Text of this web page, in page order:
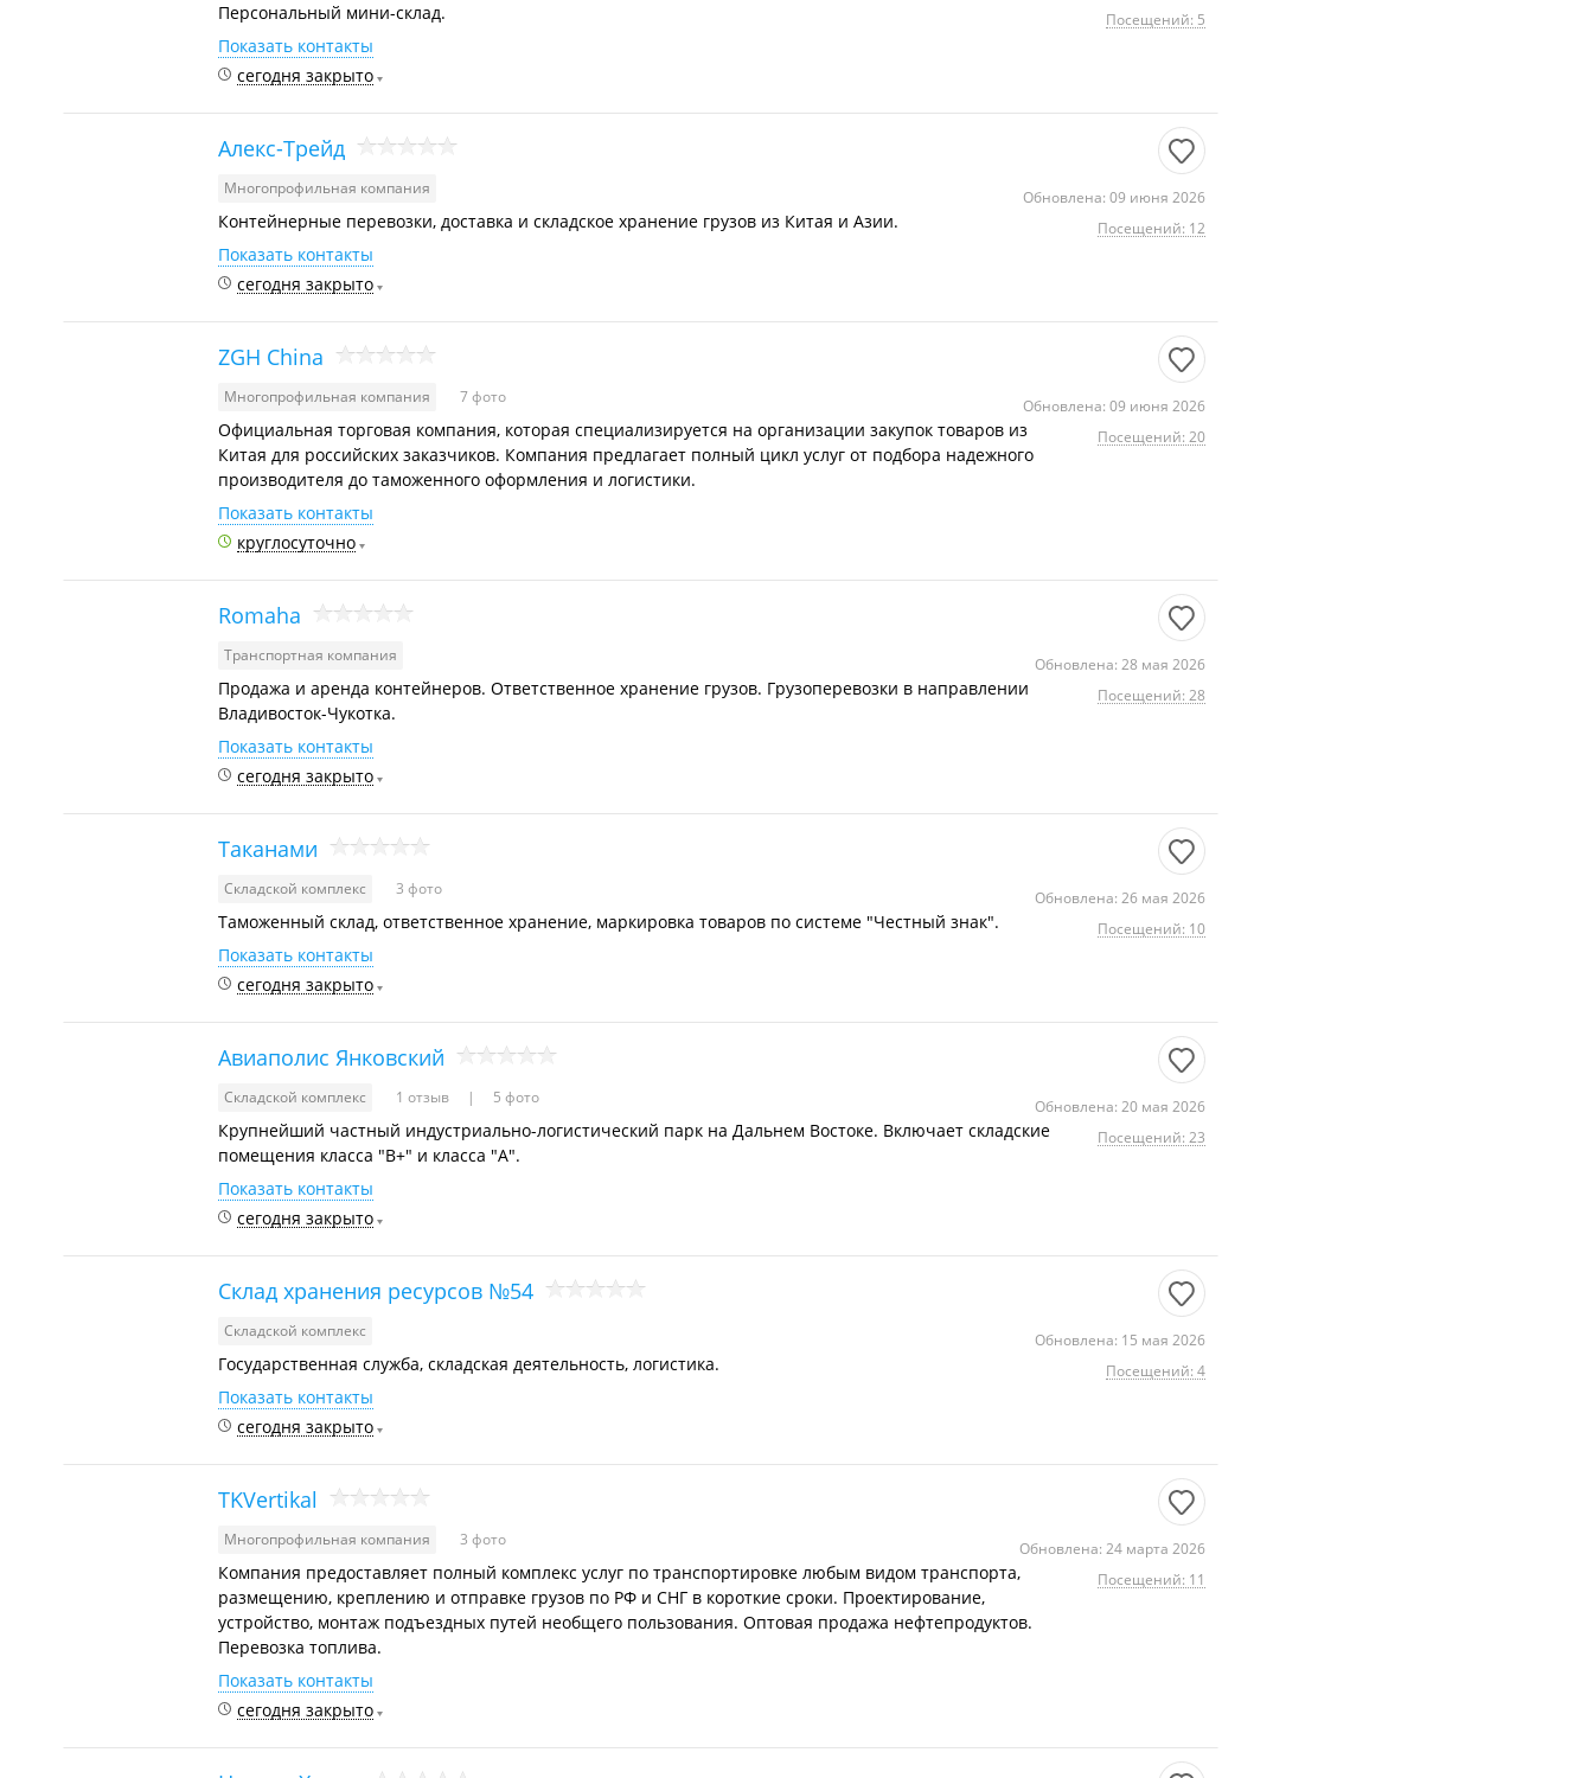
Посещений: 5
Персональный мини-склад.
Показать контакты
сегодня закрыто
Алекс-Трейд
Многопрофильная компания
Обновлена: 09 июня 2026
Посещений: 12
Контейнерные перевозки, доставка и складское хранение грузов из Китая и Азии.
Показать контакты
сегодня закрыто
ZGH Chinа
Многопрофильная компания 7 фото
Обновлена: 09 июня 2026
Посещений: 20
Официальная торговая компания, которая специализируется на организации закупок товаров из
Китая для российских заказчиков. Компания предлагает полный цикл услуг от подбора надежного
производителя до таможенного оформления и логистики.
Показать контакты
круглосуточно
Romaha
Транспортная компания
Обновлена: 28 мая 2026
Посещений: 28
Продажа и аренда контейнеров. Ответственное хранение грузов. Грузоперевозки в направлении
Владивосток-Чукотка.
Показать контакты
сегодня закрыто
Таканами
Складской комплекс 3 фото
Обновлена: 26 мая 2026
Посещений: 10
Таможенный склад, ответственное хранение, маркировка товаров по системе "Честный знак".
Показать контакты
сегодня закрыто
Авиаполис Янковский
Складской комплекс 1 отзыв 5 фото
Обновлена: 20 мая 2026
Посещений: 23
Крупнейший частный индустриально-логистический парк на Дальнем Востоке. Включает складские
помещения класса "В+" и класса "А".
Показать контакты
сегодня закрыто
Склад хранения ресурсов №54
Складской комплекс
Обновлена: 15 мая 2026
Посещений: 4
Государственная служба, складская деятельность, логистика.
Показать контакты
сегодня закрыто
TKVertikal
Многопрофильная компания 3 фото
Обновлена: 24 марта 2026
Посещений: 11
Компания предоставляет полный комплекс услуг по транспортировке любым видом транспорта,
размещению, креплению и отправке грузов по РФ и СНГ в короткие сроки. Проектирование,
устройство, монтаж подъездных путей необщего пользования. Оптовая продажа нефтепродуктов.
Перевозка топлива.
Показать контакты
сегодня закрыто